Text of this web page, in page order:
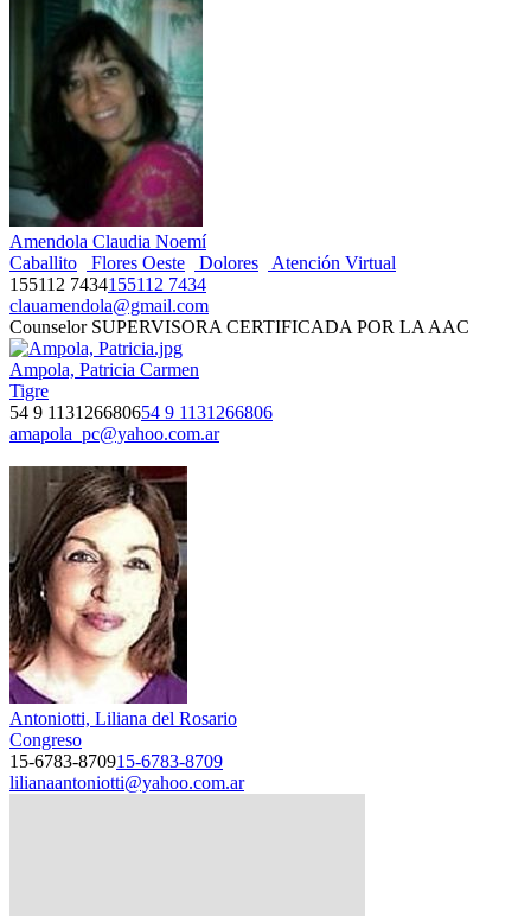
Amendola Claudia Noemí
Caballito
Flores Oeste Dolores
Atención Virtual
155112 7434155112 7434
clauamendola@gmail.com
Counselor SUPERVISORA CERTIFICADA POR LA AAC
Ampola, Patricia Carmen
Tigre
54 9 113126680654 9 1131266806
amapola_pc@yahoo.com.ar
Antoniotti, Liliana del Rosario
Congreso
15-6783-870915-6783-8709
lilianaantoniotti@yahoo.com.ar